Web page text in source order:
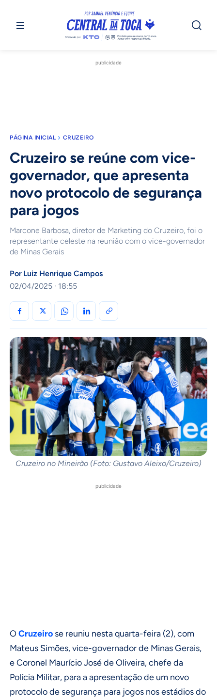
publicidade
PÁGINA INICIAL CRUZEIRO
Cruzeiro se reúne com vice-
governador, que apresenta
novo protocolo de segurança
para jogos
Marcone Barbosa, diretor de Marketing do Cruzeiro, foi o
representante celeste na reunião com o vice-governador
de Minas Gerais
Por Luiz Henrique Campos
02/04/2025 · 18:55
Cruzeiro no Mineirão (Foto: Gustavo Aleixo/Cruzeiro)
publicidade
OCruzeiro se reuniu nesta quarta-feira (2), com
Mateus Simões, vice-governador de Minas Gerais,
e Coronel Maurício José de Oliveira, chefe da
Polícia Militar, para a apresentação de um novo
protocolo de segurança para jogos nos estádios do